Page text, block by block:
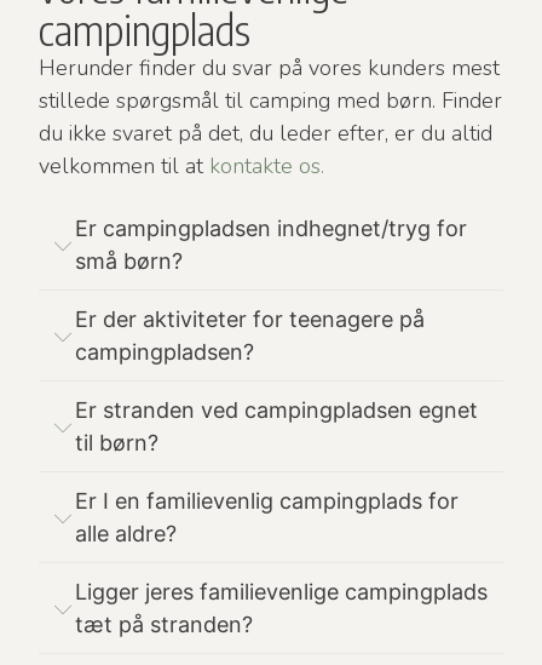
campingplads
Herunder finder du svar på vores kunders mest
stillede spørgsmål til camping med børn. Finder
du ikke svaret på det, du leder efter, er du altid
velkommen til at kontakte os.
Er campingpladsen indhegnet/tryg for
små børn?
Er der aktiviteter for teenagere på
campingpladsen?
Er stranden ved campingpladsen egnet
til børn?
Er I en familievenlig campingplads for
alle aldre?
Ligger jeres familievenlige campingplads
tæt på stranden?